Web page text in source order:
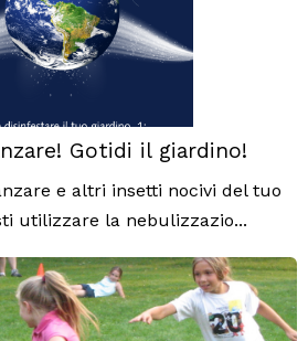
Gotidi il giardino!
e altri insetti nocivi del tuo
utilizzare la nebulizzazio...